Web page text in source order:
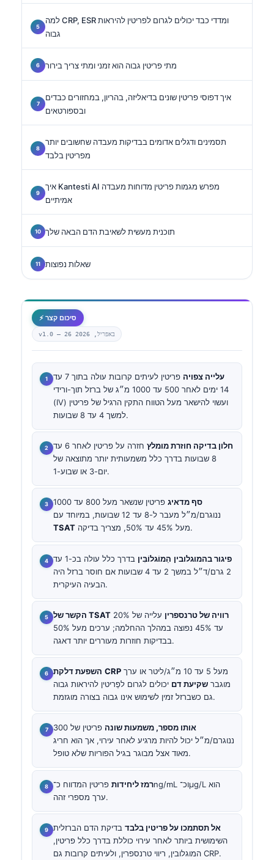
למה CRP, ESR ומדדי כבד יכולים לגרום לפריטין להיראות
גבוה
מתי פריטין גבוה הוא זמני ומתי צריך בירור
איך דפוסי פריטין שונים בדיאליזה, בהריון, במחזורים כבדים
ובספורטאים
תסמינים ודגלים אדומים בבדיקות מעבדה שחשובים יותר
מפריטין בלבד
איך Kantesti AI מפרש מגמות פריטין מדוחות מעבדה
אמיתיים
תוכנית מעשית לשאיבת הדם הבאה שלך
שאלות נפוצות
⚡ סיכום קצר
v1.0 — 26 באפריל, 2026
עלייה צפויה
פריטין לעיתים קרובות עולה בתוך 7 עד
14 ימים לאחר 500 עד 1000 מ״ג של ברזל תוך-ורידי
(IV) ועשוי להישאר מעל הטווח התקין הרגיל של פריטין
למשך 4 עד 8 שבועות.
חלון בדיקה חוזרת מומלץ
חזרה על פריטין לאחר 6 עד
8 שבועות בדרך כלל משמעותית יותר מתוצאה של
יום-3 או שבוע-1.
סף מדאיג
פריטין שנשאר מעל 800 עד 1000
ננוגרם/מ״ל מעבר ל-8 עד 12 שבועות, במיוחד עם
TSAT
מעל 45% עד 50%, מצריך בדיקה.
פיגור בהמוגלובין הֵמוֹגלוֹבִּין
בדרך כלל עולה בכ-1 עד
2 גרם/ד״ל במשך 2 עד 4 שבועות אם חוסר ברזל היה
הבעיה העיקרית.
הקשר של TSAT רוויה של טרנספרין
עלייה של 20%
עד 45% נפוצה במהלך ההחלמה; ערכים מעל 50%
בבדיקות חוזרות מעוררים יותר דאגה.
השפעת דלקת CRP
מוגבר שקיעת דם יכולים לגרום לפֶריטין להיראות גבוה
גם כשברזל זמין לשימוש אינו גבוה בצורה מוגזמת.
אותו מספר, משמעות שונה
פריטין של 300
ננוגרם/מ״ל יכול להיות מרגיע לאחר עירוי, אך הוא חריג
מאוד אצל מבוגר בגיל הפוריות שלא טופל.
רמז ליחידות פריטין המדווח כ־ng/mL וכ־µg/L הוא
ערך מספרי זהה.
אל תסתמכו על פריטין בלבד בדיקת הדם הברזלית
השימושית ביותר לאחר עירוי כוללת בדרך כלל פריטין,
המוגלובין, ריווי טרנספרין, ולעיתים קרובות גם CRP.